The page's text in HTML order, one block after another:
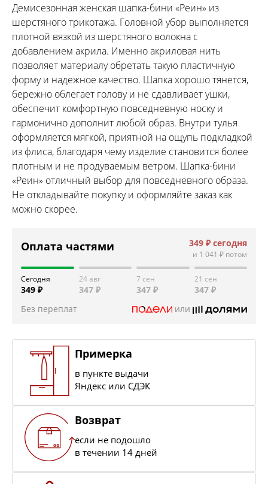
Демисезонная женская шапка-бини «Реин» из
шерстяного трикотажа. Головной убор выполняется
плотной вязкой из шерстяного волокна с
добавлением акрила. Именно акриловая нить
позволяет материалу обретать такую пластичную
форму и надежное качество. Шапка хорошо тянется,
бережно облегает голову и не сдавливает ушки,
обеспечит комфортную повседневную носку и
гармонично дополнит любой образ. Внутри тулья
оформляется мягкой, приятной на ощупь подкладкой
из флиса, благодаря чему изделие становится более
плотным и не продуваемым ветром. Шапка-бини
«Реин» отличный выбор для повседневного образа.
Не откладывайте покупку и оформляйте заказ как
можно скорее.
Оплата частями 349 ₽ сегодня
и 1 041 ₽ потом
Сегодня
349 ₽
24 авг
347 ₽
7 сен
347 ₽
21 сен
347 ₽
Без переплат
или
Примерка
в пункте выдачи
Яндекс или СДЭК
Возврат
если не подошло
в течении 14 дней